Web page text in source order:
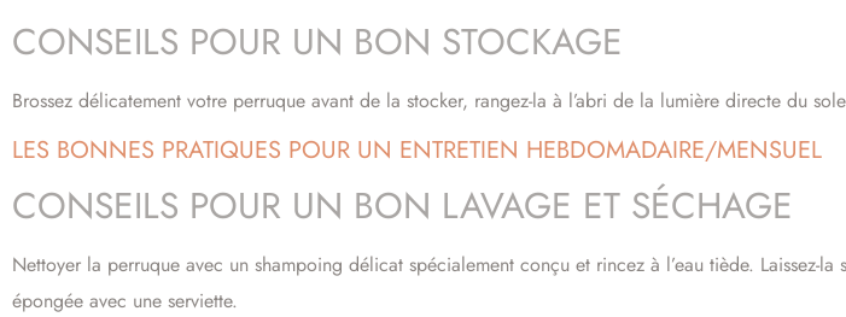
CONSEILS POUR UN BON STOCKAGE
Brossez délicatement votre perruque avant de la stocker, rangez-la à l’abri de la lumière directe du
LES BONNES PRATIQUES POUR UN ENTRETIEN HEBDOMADAIRE/MENSUEL
CONSEILS POUR UN BON LAVAGE ET SÉCHAGE
Nettoyer la perruque avec un shampoing délicat spécialement conçu et rincez à l’eau tiède. Laissez-
épongée avec une serviette.